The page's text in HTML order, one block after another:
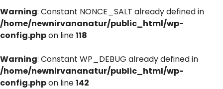
Warning: Constant NONCE_SALT already defined in
/home/newnirvananatur/public_html/wp-
config.phpon line118
Warning: Constant WP_DEBUG already defined in
/home/newnirvananatur/public_html/wp-
config.phpon line142